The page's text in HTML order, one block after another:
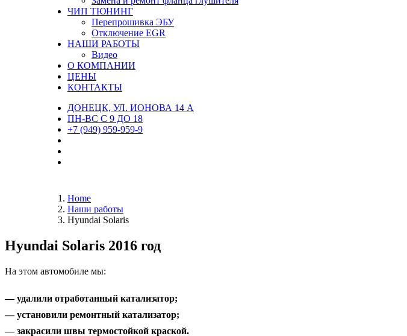
ЧИП ТЮНИНГ
Перепрошивка ЭБУ
Отключение EGR
НАШИ РАБОТЫ
Видео
О КОМПАНИИ
ЦЕНЫ
КОНТАКТЫ
ДОНЕЦК, УЛ. ИОНОВА 14 А
ПН-ВС С 9 ДО 18
+7 (949) 959-959-9
Home
Наши работы
Hyundai Solaris
Hyundai Solaris 2016 год
На этом автомобиле мы:
— удалили отработанный катализатор;
— установили ремонтный катализатор;
— закрасили швы термостойкой краской.